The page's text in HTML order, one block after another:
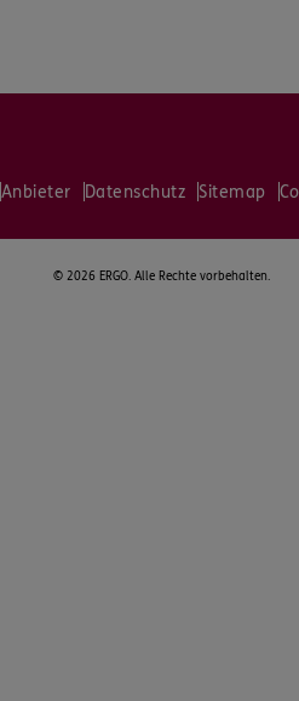
Anbieter Datenschutz Sitemap
© 2026 ERGO. Alle Rechte vorbehalten.